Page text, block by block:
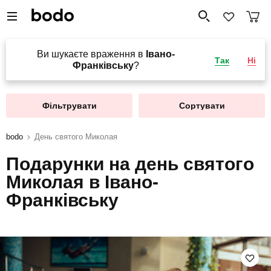
Ви шукаєте враження в Івано-
Франківську?
Так Ні
Фільтрувати Сортувати
bodo День святого Миколая
Подарунки на день святого
Миколая в Івано-
Франківську